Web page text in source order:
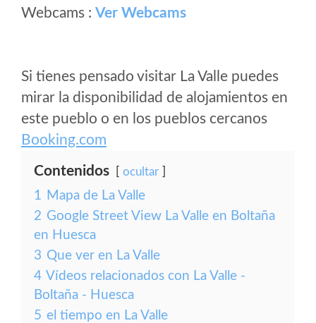
Webcams : Ver Webcams
Si tienes pensado visitar La Valle puedes
mirar la disponibilidad de alojamientos en
este pueblo o en los pueblos cercanos
Booking.com
Contenidos ocultar
1 Mapa de La Valle
2 Google Street View La Valle en Boltaña
en Huesca
3 Que ver en La Valle
4 Vídeos relacionados con La Valle -
Boltaña - Huesca
5 el tiempo en La Valle